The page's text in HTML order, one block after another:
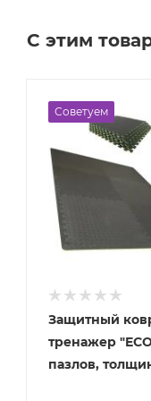
С этим
Советуем
Защитный
тренажер
пазлов,